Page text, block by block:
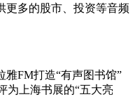
更多的股市、投资等音频
FM打造“有声图书馆”
为上海书展的“五大亮